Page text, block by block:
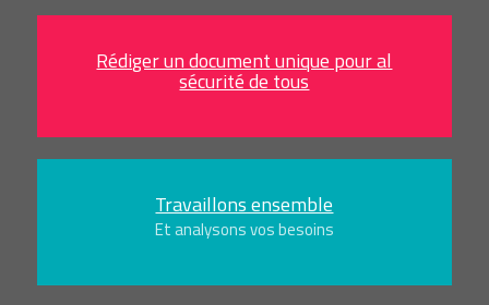
Rédiger un document unique pour al
sécurité de tous
Travaillons ensemble
Et analysons vos besoins